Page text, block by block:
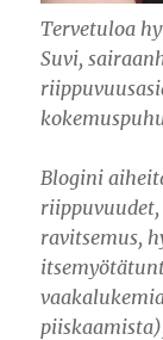
Tervetuloa
Suvi,
Blogini
ravitsemus,